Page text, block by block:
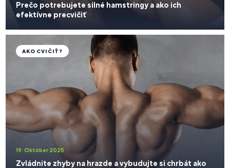
Prečo potrebujete silné hamstringy a ako ich
efektívne precvičiť
19. Október 2025
Zvládnite zhyby na hrazde a vybudujte si chrbát ako
AKO CVIČIŤ?